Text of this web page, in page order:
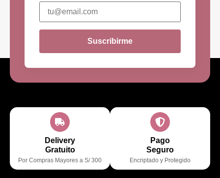
Suscribirme
Delivery
Gratuito
Por Compras Mayores a S/ 300
Pago
Seguro
Encriptado y Protegido